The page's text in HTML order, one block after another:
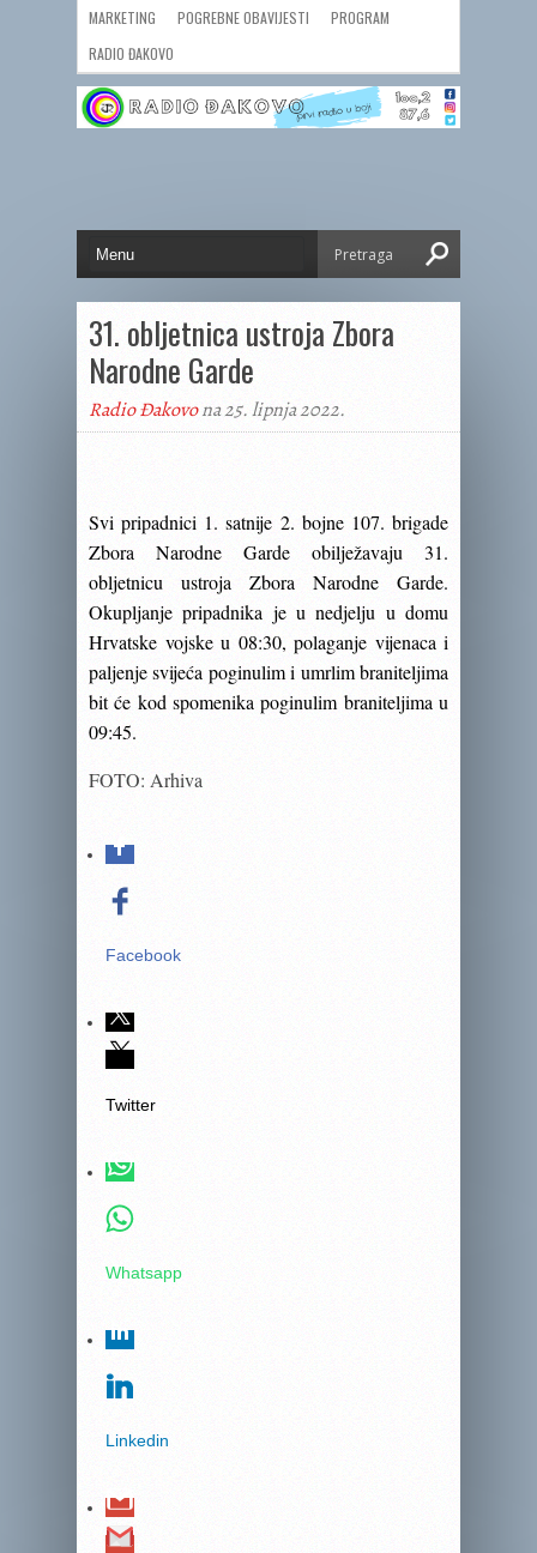
MARKETING POGREBNE OBAVIJESTI
PROGRAM
RADIO ĐAKOVO
31. obljetnica ustroja Zbora
Narodne Garde
Radio Đakovona 25. lipnja 2022.
Svi pripadnici 1. satnije 2. bojne 107. brigade
Zbora Narodne Garde obilježavaju 31.
obljetnicu ustroja Zbora Narodne Garde.
Okupljanje pripadnika je u nedjelju u domu
Hrvatske vojske u 08:30, polaganje vijenaca i
paljenje svijeća poginulim i umrlim braniteljima
bit će kod spomenika poginulim braniteljima u
09:45.
FOTO: Arhiva
Facebook
Twitter
Whatsapp
Linkedin